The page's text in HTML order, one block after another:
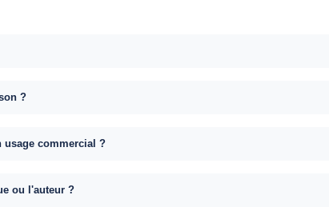
?
usage commercial ?
ou l'auteur ?